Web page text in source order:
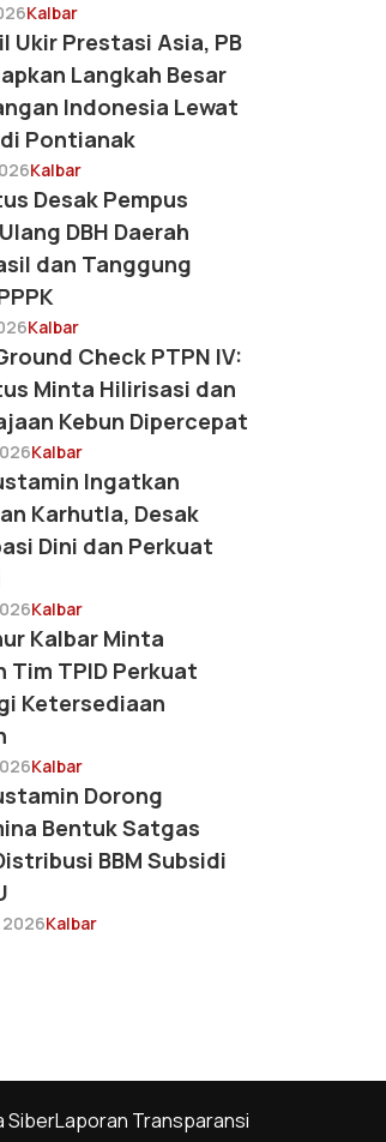
Kalbar
Ukir Prestasi Asia, PB
Langkah Besar
Indonesia Lewat
Pontianak
Kalbar
Desak Pempus
DBH Daerah
dan Tanggung
Kalbar
Check PTPN IV:
Minta Hilirisasi dan
Kebun Dipercepat
Kalbar
Ingatkan
Karhutla, Desak
Dini dan Perkuat
Kalbar
Kalbar Minta
Tim TPID Perkuat
Ketersediaan
Kalbar
Dorong
Bentuk Satgas
BBM Subsidi
Kalbar
SiberLaporan Transparansi